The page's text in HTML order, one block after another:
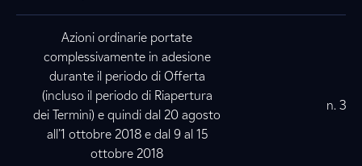
Azioni ordinarie portate
complessivamente in adesione
durante il periodo di Offerta
(incluso il periodo di Riapertura
dei Termini) e quindi dal 20 agosto
all’1 ottobre 2018 e dal 9 al 15
ottobre 2018
n.